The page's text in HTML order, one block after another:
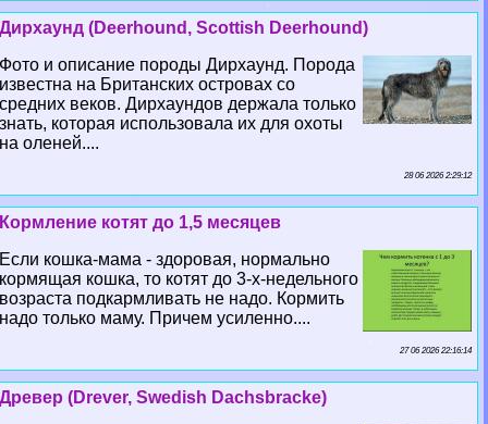
Дирхаунд (Deerhound, Scottish Deerhound)
Фото и описание породы Дирхаунд. Порода
известна на Британских островах со
средних веков. Дирхаундов держала только
знать, которая использовала их для охоты
на оленей....
28 06 2026 2:29:12
Кормление котят до 1,5 месяцев
Если кошка-мама - здоровая, нормально
кормящая кошка, то котят до 3-х-недельного
возраста подкармливать не надо. Кормить
надо только маму. Причем усиленно....
27 06 2026 22:16:14
Древер (Drever, Swedish Dachsbracke)